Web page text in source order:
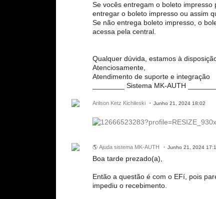
Se vocês entregam o boleto
entregar o boleto impresso ou assim
Se não entrega boleto impresso, o
acessa pela central.
Qualquer dúvida, estamos à
Atenciosamente,
Atendimento de suporte e integração
________ Sistema MK-AUTH ________
Arilson Ketz Kichileski Junho 21, 2024 18:02
🌎 Ajuda sistema MK-AUTH Junho 21, 2024
Boa tarde prezado(a),
Então a questão é com o EFí, pois
impediu o recebimento.